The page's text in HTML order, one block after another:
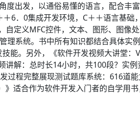
度出发，以通俗易懂的语言，配合丰
6．0集成开发环境，C＋＋语言基
定义MFC控件，文本、图形、图像
系统。书中所有知识都结合具体实
能。另外，《软件开发视频大讲堂
解：总时长14小时，共100段？实
程完整展现测试题库系统：616道
适合作为软件开发入门者的自学用